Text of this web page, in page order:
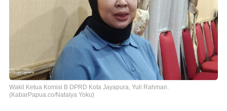
Wakil Ketua Komisi B DPRD Kota Jayapura, Yuli Rahman.
(KabarPapua.co/Natalya Yoku)